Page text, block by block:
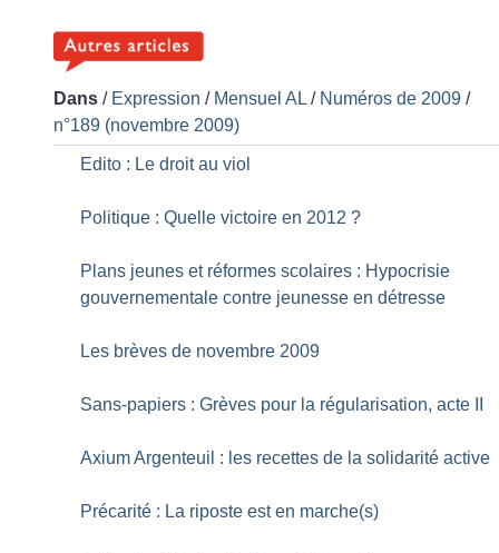
Dans / Expression / Mensuel AL / Numéros de 2009 /
n°189 (novembre 2009)
Edito : Le droit au viol
Politique : Quelle victoire en 2012 ?
Plans jeunes et réformes scolaires : Hypocrisie
gouvernementale contre jeunesse en détresse
Les brèves de novembre 2009
Sans-papiers : Grèves pour la régularisation, acte II
Axium Argenteuil : les recettes de la solidarité active
Précarité : La riposte est en marche(s)